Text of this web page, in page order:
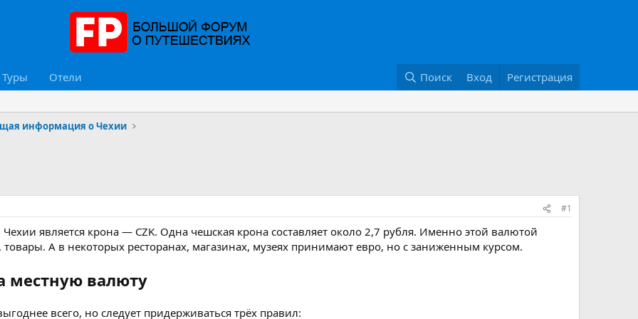
Туры Отели Поиск Вход Регистрация
информация о Чехии
#1
является крона — CZK. Одна чешская крона составляет около 2,7 рубля. Именно этой валютой
товары. А в некоторых ресторанах, магазинах, музеях принимают евро, но с заниженным курсом.
местную валюту
всего, но следует придерживаться трёх правил: